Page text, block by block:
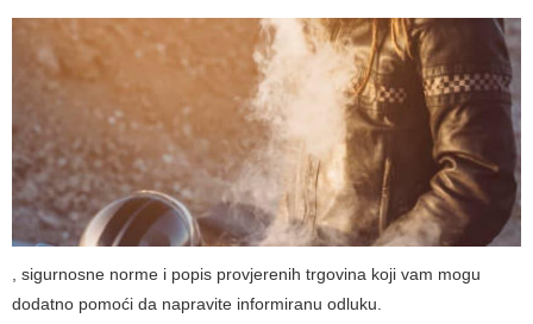
sigurnosne norme i popis provjerenih trgovina koji vam mogu
dodatno pomoći da napravite informiranu odluku.